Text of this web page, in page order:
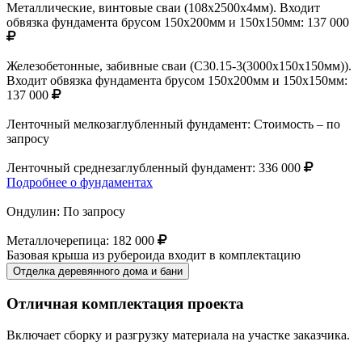
Металлические, винтовые сваи (108х2500х4мм). Входит
обвязка фундамента брусом 150х200мм и 150х150мм: 137 000
Железобетонные, забивные сваи (С30.15-3(3000х150х150мм)).
Входит обвязка фундамента брусом 150х200мм и 150х150мм:
137 000
Ленточный мелкозаглубленный фундамент: Стоимость – по
запросу
Ленточный среднезаглубленный фундамент: 336 000
Подробнее о фундаментах
Ондулин: По запросу
Металлочерепица: 182 000
Базовая крыша из рубероида входит в комплектацию
Отделка деревянного дома и бани
Отличная комплектация проекта
Включает сборку и разгрузку материала на участке заказчика.